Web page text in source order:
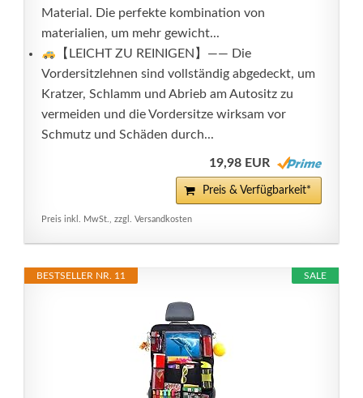
Material. Die perfekte kombination von
materialien, um mehr gewicht...
【LEICHT ZU REINIGEN】—— Die
Vordersitzlehnen sind vollständig abgedeckt, um
Kratzer, Schlamm und Abrieb am Autositz zu
vermeiden und die Vordersitze wirksam vor
Schmutz und Schäden durch...
19,98 EUR
Preis & Verfügbarkeit*
Preis inkl. MwSt., zzgl. Versandkosten
SALE
BESTSELLER NR. 11